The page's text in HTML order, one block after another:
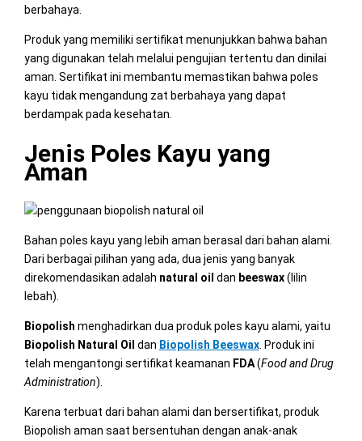
berbahaya.
Produk yang memiliki sertifikat menunjukkan bahwa bahan
yang digunakan telah melalui pengujian tertentu dan dinilai
aman. Sertifikat ini membantu memastikan bahwa poles
kayu tidak mengandung zat berbahaya yang dapat
berdampak pada kesehatan.
Jenis Poles Kayu yang
Aman
Bahan poles kayu yang lebih aman berasal dari bahan alami.
Dari berbagai pilihan yang ada, dua jenis yang banyak
direkomendasikan adalah natural oil dan beeswax(lilin
lebah).
Biopolish menghadirkan dua produk poles kayu alami, yaitu
Biopolish Natural Oil dan Biopolish Beeswax. Produk ini
telah mengantongi sertifikat keamanan FDA(Food and Drug
Administration).
Karena terbuat dari bahan alami dan bersertifikat, produk
Biopolish aman saat bersentuhan dengan anak-anak